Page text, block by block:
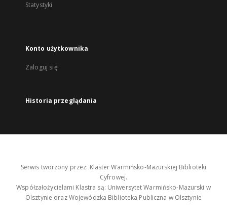
Statystyki
Konto użytkownika
Zaloguj się
Historia przeglądania
Serwis tworzony przez: Klaster Warmińsko-Mazurskiej Biblioteki
Cyfrowej.
Współzałożycielami Klastra są: Uniwersytet Warmińsko-Mazurski w
Olsztynie oraz Wojewódzka Biblioteka Publiczna w Olsztynie